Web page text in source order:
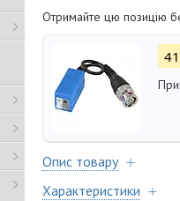
Отримайте цю позицію
Опис товару
Характеристики